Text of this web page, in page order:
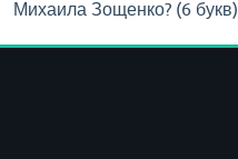
Михаила Зощенко? (6 букв)